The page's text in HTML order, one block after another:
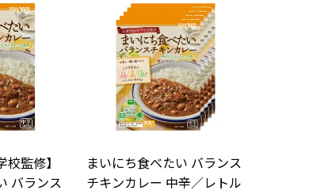
校監修】
バランス
まいにち食べたい バランス
チキンカレー 中辛／レトル